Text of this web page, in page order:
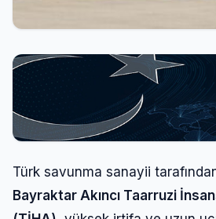
Türk savunma sanayii
Bayraktar Akıncı Taarruzi